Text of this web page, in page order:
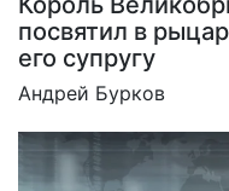
посвятил в
его супругу
Андрей Бурков